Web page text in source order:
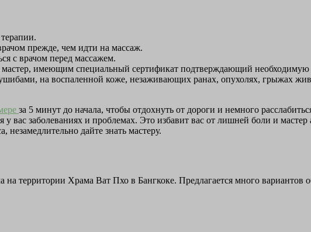
прежде, чем идти на массаж.
с врачом перед массажем.
имеющим специальный сертификат подтверждающий
на воспаленной коже, незаживающих ранах, опухолях, грыжах
за 5 минут до начала, чтобы отдохнуть от дороги и немного
вас заболеваниях и проблемах. Это избавит вас от лишней боли и
дайте знать мастеру.
территории Храма Ват Пхо в Бангкоке. Предлагается много вариантов